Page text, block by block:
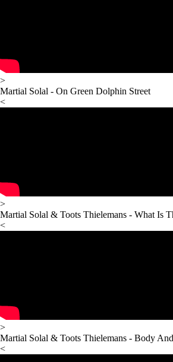
>
Martial Solal - On Green Dolphin Street
<
>
Martial Solal & Toots Thielemans - What Is
<
>
Martial Solal & Toots Thielemans - Body
<